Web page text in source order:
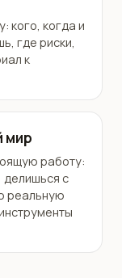
кого, когда и
где риски,
к
мир
работу:
делишься с
реальную